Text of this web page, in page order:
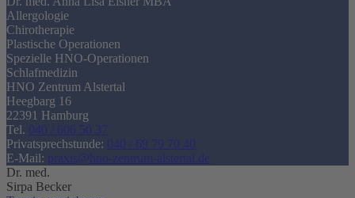
Allergologie
Chirotherapie
Plastische Operationen
Spezielle HNO-Operationen
Schlafmedizin
HNO Zentrum Alstertal
Heegbarg 16
22391 Hamburg
Tel. 040 / 606 50 37
Privatsprechstunde: 040 / 69 79 70 40
E-Mail: praxis@hno-zentrum-alstertal.de
Dr. med.
Sirpa Becker